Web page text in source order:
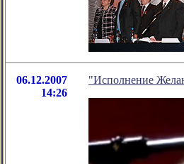
06.12.2007
14:26
"Исполнение